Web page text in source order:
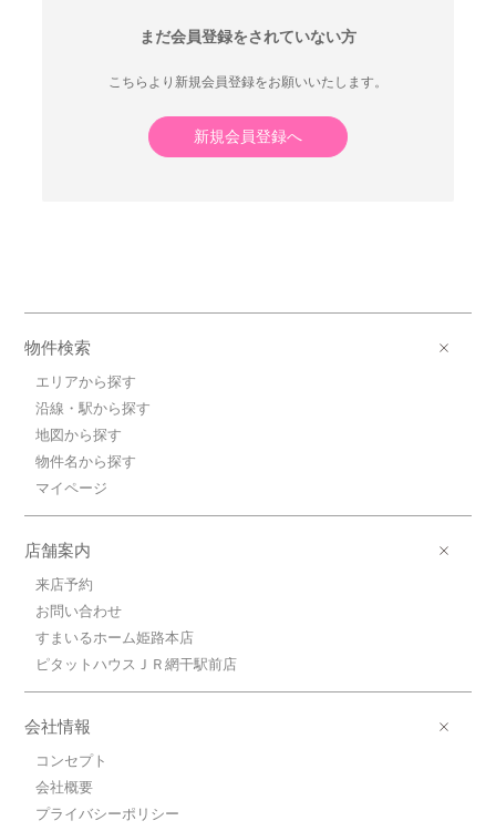
まだ会員登録をされていない方
こちらより新規会員登録をお願いいたします。
新規会員登録へ
物件検索
エリアから探す
沿線・駅から探す
地図から探す
物件名から探す
マイページ
店舗案内
来店予約
お問い合わせ
すまいるホーム姫路本店
ピタットハウスＪＲ網干駅前店
会社情報
コンセプト
会社概要
プライバシーポリシー